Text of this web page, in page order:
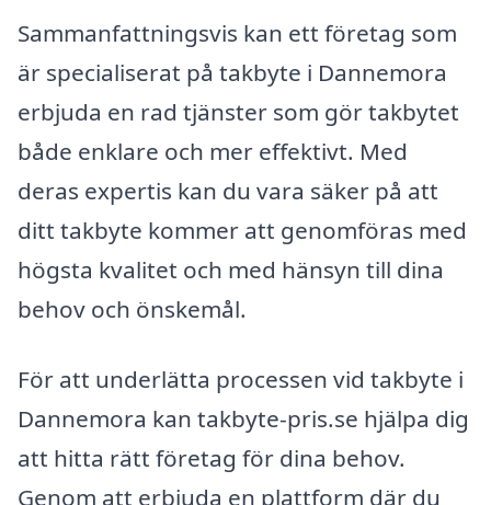
Sammanfattningsvis kan ett företag som
är specialiserat på takbyte i Dannemora
erbjuda en rad tjänster som gör takbytet
både enklare och mer effektivt. Med
deras expertis kan du vara säker på att
ditt takbyte kommer att genomföras med
högsta kvalitet och med hänsyn till dina
behov och önskemål.
För att underlätta processen vid takbyte i
Dannemora kan takbyte-pris.se hjälpa dig
att hitta rätt företag för dina behov.
Genom att erbjuda en plattform där du